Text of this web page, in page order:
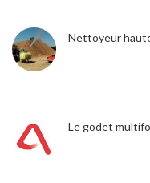
Nettoyeur
Le godet